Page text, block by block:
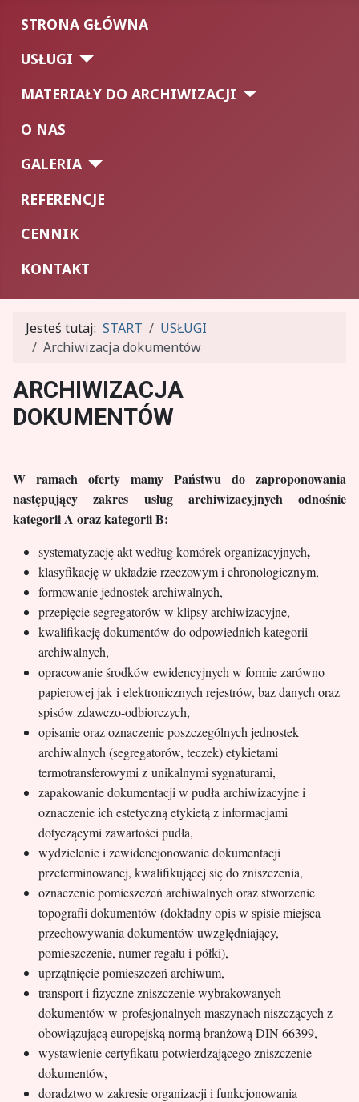
STRONA GŁÓWNA
USŁUGI
MATERIAŁY DO ARCHIWIZACJI
O NAS
GALERIA
REFERENCJE
CENNIK
KONTAKT
Jesteś tutaj: START
USŁUGI
Archiwizacja dokumentów
ARCHIWIZACJA
DOKUMENTÓW
W ramach oferty mamy Państwu do zaproponowania
następujący zakres usług archiwizacyjnych odnośnie
kategorii A oraz kategorii B:
systematyzację akt według komórek organizacyjnych,
klasyfikację w układzie rzeczowym i chronologicznym,
formowanie jednostek archiwalnych,
przepięcie segregatorów w klipsy archiwizacyjne,
kwalifikację dokumentów do odpowiednich kategorii
archiwalnych,
opracowanie środków ewidencyjnych w formie zarówno
papierowej jak i elektronicznych rejestrów, baz danych oraz
spisów zdawczo-odbiorczych,
opisanie oraz oznaczenie poszczególnych jednostek
archiwalnych (segregatorów, teczek) etykietami
termotransferowymi z unikalnymi sygnaturami,
zapakowanie dokumentacji w pudła archiwizacyjne i
oznaczenie ich estetyczną etykietą z informacjami
dotyczącymi zawartości pudła,
wydzielenie i zewidencjonowanie dokumentacji
przeterminowanej, kwalifikującej się do zniszczenia,
oznaczenie pomieszczeń archiwalnych oraz stworzenie
topografii dokumentów (dokładny opis w spisie miejsca
przechowywania dokumentów uwzględniający,
pomieszczenie, numer regału i półki),
uprzątnięcie pomieszczeń archiwum,
transport i fizyczne zniszczenie wybrakowanych
dokumentów w profesjonalnych maszynach niszczących z
obowiązującą europejską normą branżową DIN 66399,
wystawienie certyfikatu potwierdzającego zniszczenie
dokumentów,
doradztwo w zakresie organizacji i funkcjonowania